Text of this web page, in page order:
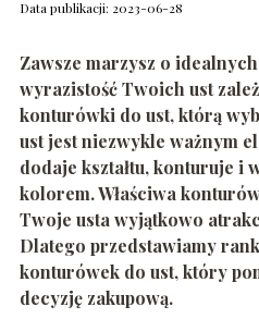
Data publikacji: 2023-06-28
Zawsze marzysz o
wyrazistość Twoich ust
konturówki do ust, którą
ust jest niezwykle ważnym
dodaje kształtu, konturuje i
kolorem. Właściwa
Twoje usta wyjątkowo
Dlatego przedstawiamy
konturówek do ust, który
decyzję zakupową.